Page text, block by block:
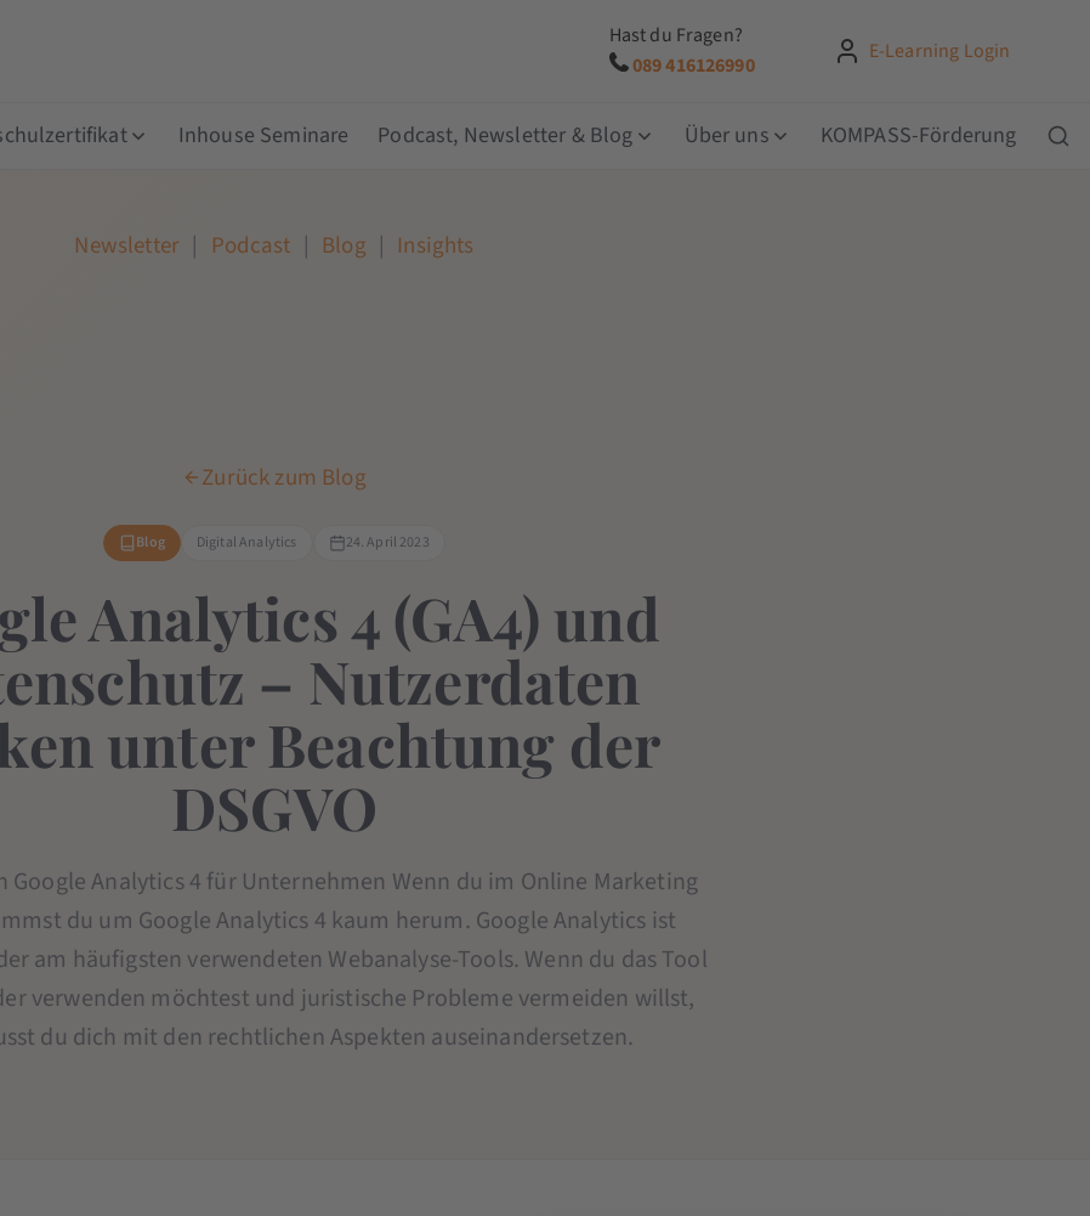
Hast du Fragen?
089 416126990
E-Learning Login
Inhouse Seminare Podcast, Newsletter & Blog Über uns KOMPASS-Förderung
Newsletter | Podcast | Blog | Insights
Zurück zum Blog
Blog Digital Analytics 24. April 2023
Analytics 4 (GA4) und
– Nutzerdaten
unter Beachtung der
DSGVO
Google Analytics 4 für Unternehmen Wenn du im Online Marketing
du um Google Analytics 4 kaum herum. Google Analytics ist
am häufigsten verwendeten Webanalyse-Tools. Wenn du das Tool
verwenden möchtest und juristische Probleme vermeiden willst,
du dich mit den rechtlichen Aspekten auseinandersetzen.